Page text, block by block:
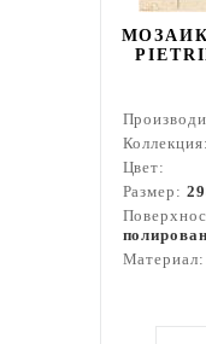
Коллекция:
Цвет:
Размер:
Материал: